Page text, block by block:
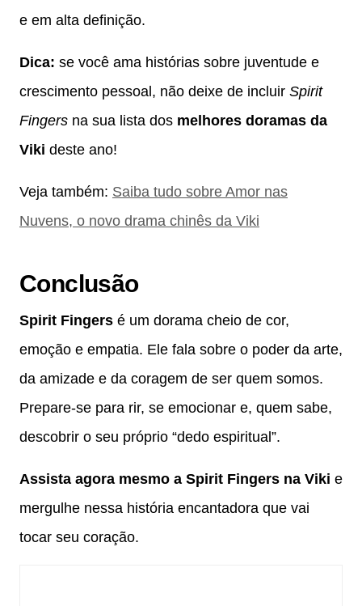
e em alta definição.
Dica: se você ama histórias sobre juventude e
crescimento pessoal, não deixe de incluir Spirit
Fingers na sua lista dos melhores doramas da
Viki deste ano!
Veja também: Saiba tudo sobre Amor nas
Nuvens, o novo drama chinês da Viki
Conclusão
Spirit Fingers é um dorama cheio de cor,
emoção e empatia. Ele fala sobre o poder da arte,
da amizade e da coragem de ser quem somos.
Prepare-se para rir, se emocionar e, quem sabe,
descobrir o seu próprio “dedo espiritual”.
Assista agora mesmo a Spirit Fingers na Viki e
mergulhe nessa história encantadora que vai
tocar seu coração.